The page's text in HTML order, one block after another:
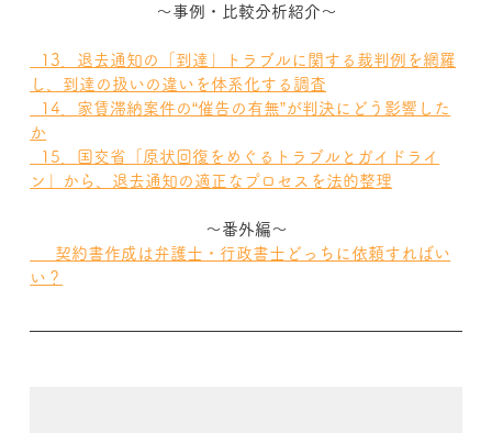
～事例・比較分析紹介～
13．退去通知の「到達」トラブルに関する裁判例を網羅
し、到達の扱いの違いを体系化する調査
14．家賃滞納案件の“催告の有無”が判決にどう影響した
か
15．国交省「原状回復をめぐるトラブルとガイドライ
ン」から、退去通知の適正なプロセスを法的整理
～番外編～
契約書作成は弁護士・行政書士どっちに依頼すればい
い？